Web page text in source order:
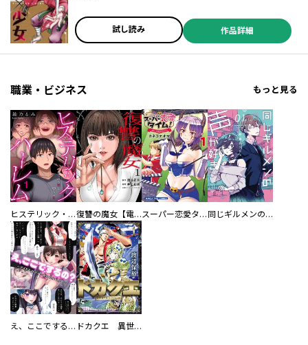
試し読み 作品詳細
職業・ビジネス もっと見る
ヒステリック・ハーレム～搾られる男と堕ちる女～【電子単行本版】 復讐の魔女【電子単行本版】 スーパー恋愛タイム！～現場でドＳな彼女は自宅でデレる～ 同じギルメンの声が好き
え、ここでするの？ アイドルのファンが知らない日常 ドカクエ 異世界ドカコッククエスト